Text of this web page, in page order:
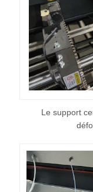
Le support